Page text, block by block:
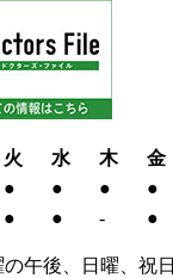
火 水 木 金
● ● ● ●
● ● - ●
午後、日曜、祝日